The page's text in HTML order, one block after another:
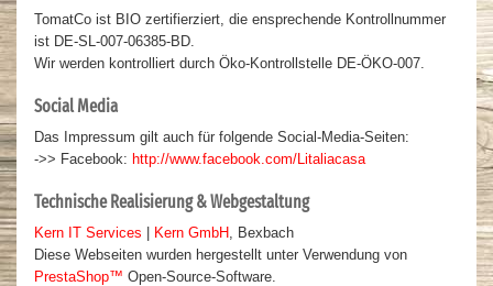
TomatCo ist BIO zertifierziert, die ensprechende Kontrollnummer
ist DE-SL-007-06385-BD.
Wir werden kontrolliert durch Öko-Kontrollstelle DE-ÖKO-007.
Social Media
Das Impressum gilt auch für folgende Social-Media-Seiten:
->> Facebook: http://www.facebook.com/Litaliacasa
Technische Realisierung & Webgestaltung
Kern IT Services | Kern GmbH , Bexbach
Diese Webseiten wurden hergestellt unter Verwendung von
PrestaShop™ Open-Source-Software.